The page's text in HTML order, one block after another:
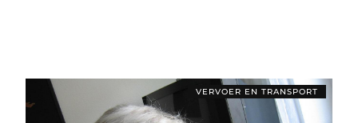
VERVOER EN TRANSPORT